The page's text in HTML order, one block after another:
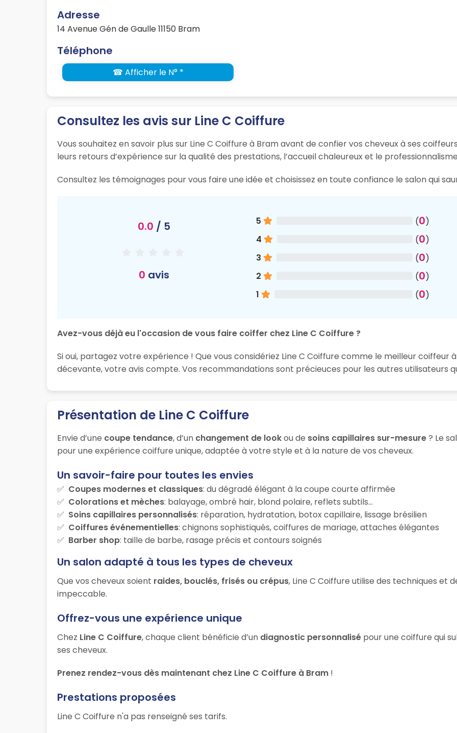
Adresse
14 Avenue Gén de Gaulle 11150 Bram
Téléphone
☎ Afficher le N° *
Consultez les avis sur Line C Coiffure
Vous souhaitez en savoir plus sur Line C Coiffure à Bram avant de confier vos cheveux à ses
leurs retours d’expérience sur la qualité des prestations, l’accueil chaleureux et le
Consultez les témoignages pour vous faire une idée et choisissez en toute confiance le salon qui
0.0 / 5
0 avis
5 (0)
4
(0)
3
(0)
2
(0)
1
(0)
Avez-vous déjà eu l'occasion de vous faire coiffer chez Line C Coiffure ?
Si oui, partagez votre expérience ! Que vous considériez Line C Coiffure comme le meilleur coiffeur
décevante, votre avis compte. Vos recommandations sont précieuces pour les autres utilisateurs
Présentation de Line C Coiffure
Envie d’une coupe tendance, d’un changement de lookou de soins capillaires sur-mesure? Le
pour une expérience coiffure unique, adaptée à votre style et à la nature de vos cheveux.
Un savoir-faire pour toutes les envies
Coupes modernes et classiques: du dégradé élégant à la coupe courte affirmée
Colorations et mèches: balayage, ombré hair, blond polaire, reflets subtils…
Soins capillaires personnalisés: réparation, hydratation, botox capillaire, lissage brésilien
Coiffures événementielles: chignons sophistiqués, coiffures de mariage, attaches élégantes
Barber shop: taille de barbe, rasage précis et contours soignés
Un salon adapté à tous les types de cheveux
Que vos cheveux soient raides, bouclés, frisés ou crépus, Line C Coiffure utilise des techniques et
impeccable.
Offrez-vous une expérience unique
Chez Line C Coiffure, chaque client bénéficie d’un diagnostic personnalisé pour une coiffure qui
ses cheveux.
Prenez rendez-vous dès maintenant chez Line C Coiffure à Bram !
Prestations proposées
Line C Coiffure n'a pas renseigné ses tarifs.